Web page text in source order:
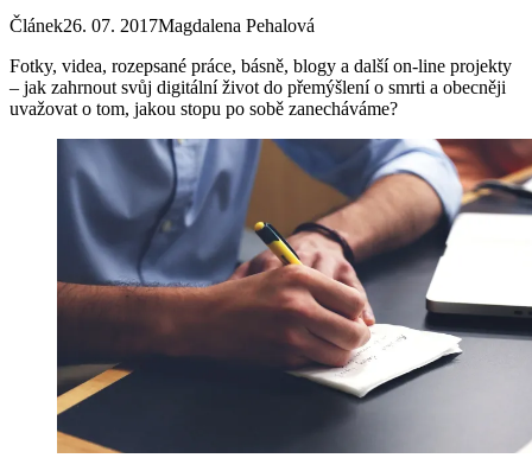
Článek26. 07. 2017Magdalena Pehalová
Fotky, videa, rozepsané práce, básně, blogy a další on-line projekty
– jak zahrnout svůj digitální život do přemýšlení o smrti a obecněji
uvažovat o tom, jakou stopu po sobě zanecháváme?